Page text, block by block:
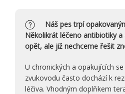
Náš pes trpí
Několikrát léčeno antibiotiky a
opět, ale již nechceme řešit
U chronických a opakujících
zvukovodu často dochází k
léčiva. Vhodným doplňkem